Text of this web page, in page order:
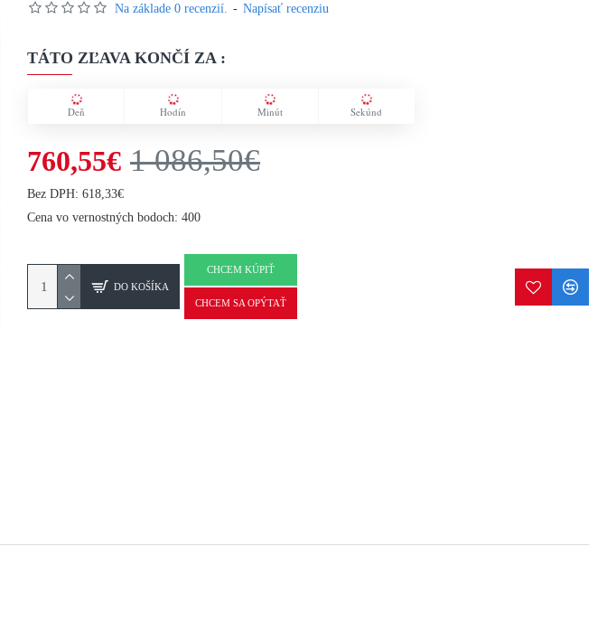
Na základe 0 recenzií. - Napísať recenziu
TÁTO ZĽAVA KONČÍ ZA :
Deň Hodín Minút Sekúnd
760,55€ 1 086,50€
Bez DPH: 618,33€
Cena vo vernostných bodoch: 400
DO KOŠÍKA
CHCEM KÚPIŤ
CHCEM SA OPÝTAŤ